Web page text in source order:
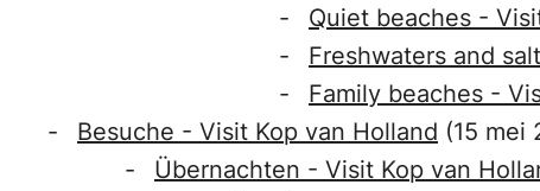
Quiet beaches -
Freshwaters and
Family beaches -
Besuche - Visit Kop van Holland (15 mei
Übernachten - Visit Kop van